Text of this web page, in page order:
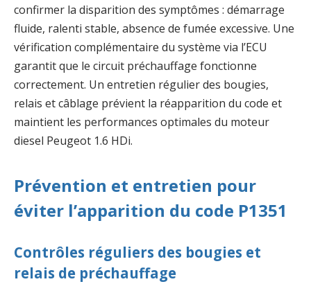
confirmer la disparition des symptômes : démarrage
fluide, ralenti stable, absence de fumée excessive. Une
vérification complémentaire du système via l’ECU
garantit que le circuit préchauffage fonctionne
correctement. Un entretien régulier des bougies,
relais et câblage prévient la réapparition du code et
maintient les performances optimales du moteur
diesel Peugeot 1.6 HDi.
Prévention et entretien pour
éviter l’apparition du code P1351
Contrôles réguliers des bougies et
relais de préchauffage